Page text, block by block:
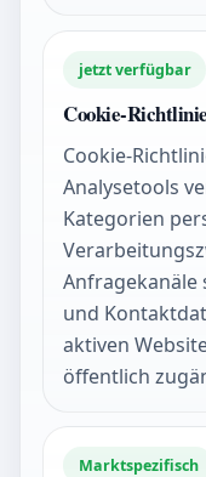
jetzt verfügbar
Cookie-Richtlinie
Cookie-
Analysetools
Kategorien
Anfragekanäle
und
aktiven
öffentlich
Marktspezifisch